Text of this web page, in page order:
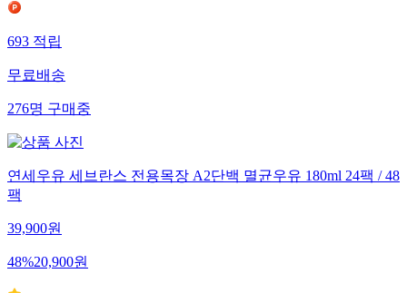
693적립
무료배송
276명구매중
연세우유 세브란스 전용목장 A2단백 멸균우유 180ml 24팩 / 48
팩
39,900원
48%20,900원